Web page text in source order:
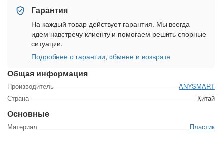
Общая информация
Производитель
ANYSMART
Страна
Китай
Основные
Материал Пластик
Гарантия
На каждый товар действует гарантия. Мы всегда
идем навстречу клиенту и помогаем решить спорные
ситуации.
Подробнее о гарантии, обмене и возврате